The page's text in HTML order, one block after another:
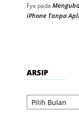
Fya pada
iPhone Tanpa
ARSIP
Arsip